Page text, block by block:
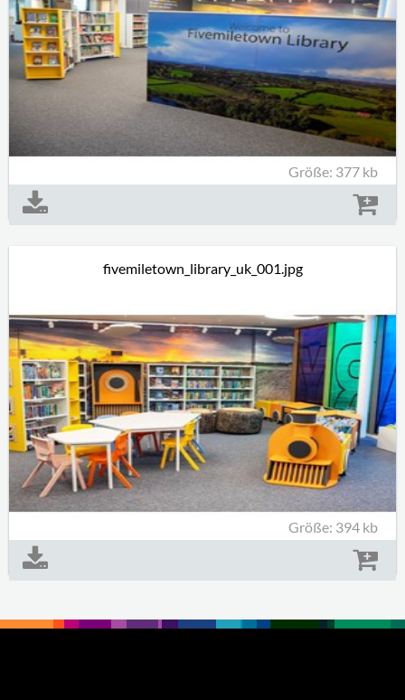
Größe: 377 kb
fivemiletown_library_uk_001.jpg
Größe: 394 kb